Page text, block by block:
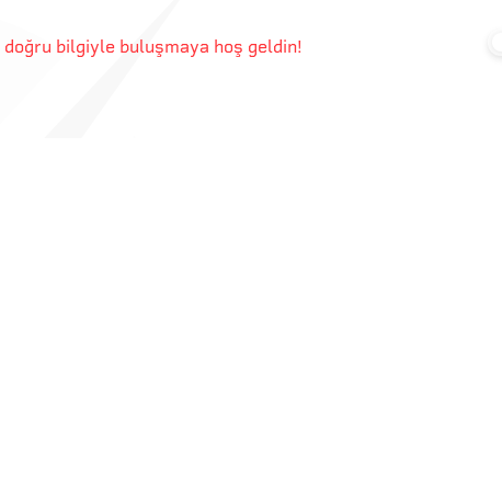
doğru bilgiyle buluşmaya hoş geldin!